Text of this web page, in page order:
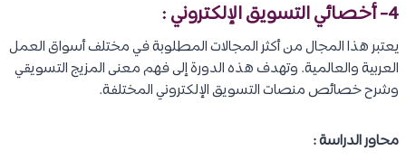
4- أخصائي التسويق الإلكتروني :
يعتبر هذا المجال من أكثر المجالات المطلوبة في مختلف أسواق العمل
العربية والعالمية. وتهدف هذه الدورة إلى فهم معنى المزيج التسويقي
وشرح خصائص منصات التسويق الإلكتروني المختلفة.
محاور الدراسة :